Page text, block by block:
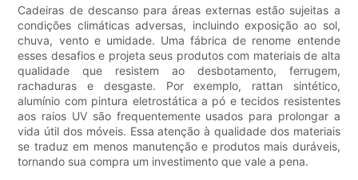
Cadeiras de descanso para áreas externas estão sujeitas a
condições climáticas adversas, incluindo exposição ao sol,
chuva, vento e umidade. Uma fábrica de renome entende
esses desafios e projeta seus produtos com materiais de alta
qualidade que resistem ao desbotamento, ferrugem,
rachaduras e desgaste. Por exemplo, rattan sintético,
alumínio com pintura eletrostática a pó e tecidos resistentes
aos raios UV são frequentemente usados ​​para prolongar a
vida útil dos móveis. Essa atenção à qualidade dos materiais
se traduz em menos manutenção e produtos mais duráveis,
tornando sua compra um investimento que vale a pena.